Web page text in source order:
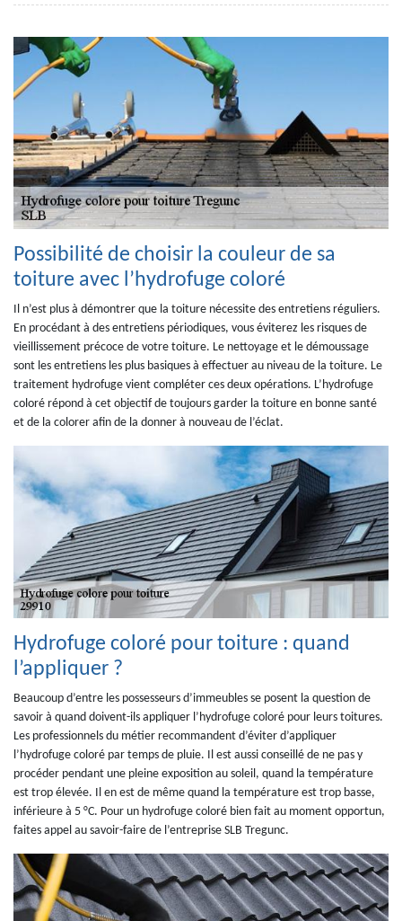
Possibilité de choisir la couleur de sa
toiture avec l’hydrofuge coloré
Il n’est plus à démontrer que la toiture nécessite des entretiens réguliers.
En procédant à des entretiens périodiques, vous éviterez les risques de
vieillissement précoce de votre toiture. Le nettoyage et le démoussage
sont les entretiens les plus basiques à effectuer au niveau de la toiture. Le
traitement hydrofuge vient compléter ces deux opérations. L’hydrofuge
coloré répond à cet objectif de toujours garder la toiture en bonne santé
et de la colorer afin de la donner à nouveau de l’éclat.
Hydrofuge coloré pour toiture : quand
l’appliquer ?
Beaucoup d’entre les possesseurs d’immeubles se posent la question de
savoir à quand doivent-ils appliquer l’hydrofuge coloré pour leurs toitures.
Les professionnels du métier recommandent d’éviter d’appliquer
l’hydrofuge coloré par temps de pluie. Il est aussi conseillé de ne pas y
procéder pendant une pleine exposition au soleil, quand la température
est trop élevée. Il en est de même quand la température est trop basse,
inférieure à 5 °C. Pour un hydrofuge coloré bien fait au moment opportun,
faites appel au savoir-faire de l’entreprise SLB Tregunc.